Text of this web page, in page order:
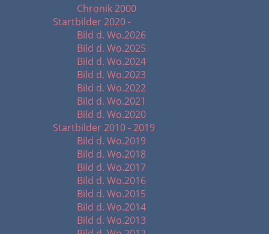
Chronik 2000
Startbilder 2020 -
Bild d. Wo.2026
Bild d. Wo.2025
Bild d. Wo.2024
Bild d. Wo.2023
Bild d. Wo.2022
Bild d. Wo.2021
Bild d. Wo.2020
Startbilder 2010 - 2019
Bild d. Wo.2019
Bild d. Wo.2018
Bild d. Wo.2017
Bild d. Wo.2016
Bild d. Wo.2015
Bild d. Wo.2014
Bild d. Wo.2013